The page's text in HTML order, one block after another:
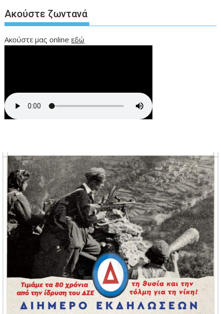
Ακούστε ζωντανά
Ακούστε μας onlineεδώ